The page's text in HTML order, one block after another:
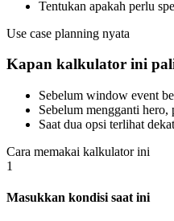
Tentukan apakah perlu
Use case planning nyata
Kapan kalkulator ini
Sebelum window event
Sebelum mengganti hero,
Saat dua opsi terlihat
Cara memakai kalkulator ini
1
Masukkan kondisi saat ini